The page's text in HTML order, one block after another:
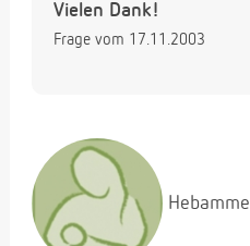
Vielen Dank!
Frage vom 17.11.2003
Hebamme